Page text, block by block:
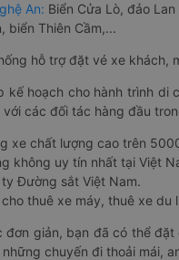
An: Biển Cửa Lò, đảo
biển Thiên Cầm,...
hỗ trợ đặt vé xe khách,
kế hoạch cho hành trình
với các đối tác hàng đầu
xe chất lượng cao trên
không uy tín nhất tại Việt
Đường sắt Việt Nam.
thuê xe máy, thuê xe du
đơn giản, bạn đã có thể
chuyến đi thoải mái,